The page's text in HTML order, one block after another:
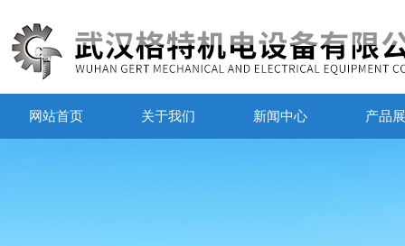
网站首页 关于我们 新闻中心 产品